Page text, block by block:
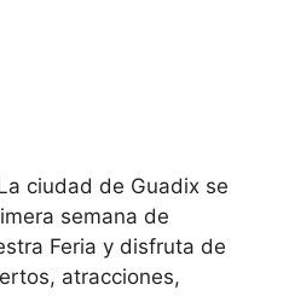
ciudad de Guadix se
semana de
Feria y disfruta de
atracciones,